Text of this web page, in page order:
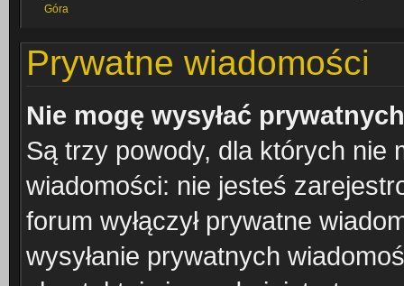
Góra
Prywatne wiadomości
Nie mogę wysyłać
Są trzy powody, dla których nie
wiadomości: nie jesteś
forum wyłączył prywatne
wysyłanie prywatnych